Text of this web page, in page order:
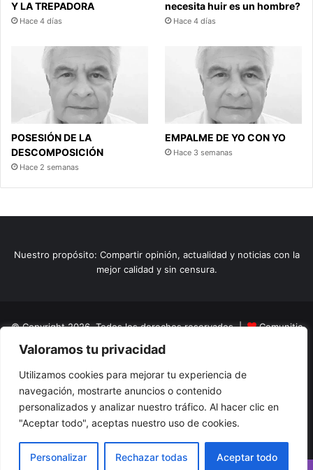
Valoramos tu privacidad
Utilizamos cookies para mejorar tu experiencia de
navegación, mostrarte anuncios o contenido
personalizados y analizar nuestro tráfico. Al hacer clic en
"Aceptar todo", aceptas nuestro uso de cookies.
Personalizar Rechazar todas Aceptar todo
Y LA TREPADORA
Hace 4 días
necesita huir es un hombre?
Hace 4 días
POSESIÓN DE LA
DESCOMPOSICIÓN
Hace 2 semanas
EMPALME DE YO CON YO
Hace 3 semanas
Nuestro propósito: Compartir opinión, actualidad y noticias con la
mejor calidad y sin censura.
© Copyright 2026, Todos los derechos reservados |
Comunitic
SAS BICNit 901228106
Home
Actualidad Variedades Opinion Turismo
El Tinteadero
Caricaturas Reportajes
FacebookYouTubeInstagram